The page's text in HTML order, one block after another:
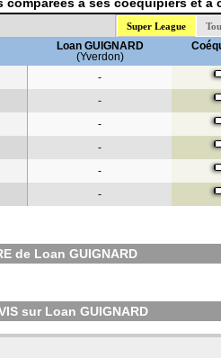
Super League
Loan GUIGNARD
(Yverdon)
-
-
-
-
-
-
de Loan GUIGNARD
sur Loan GUIGNARD